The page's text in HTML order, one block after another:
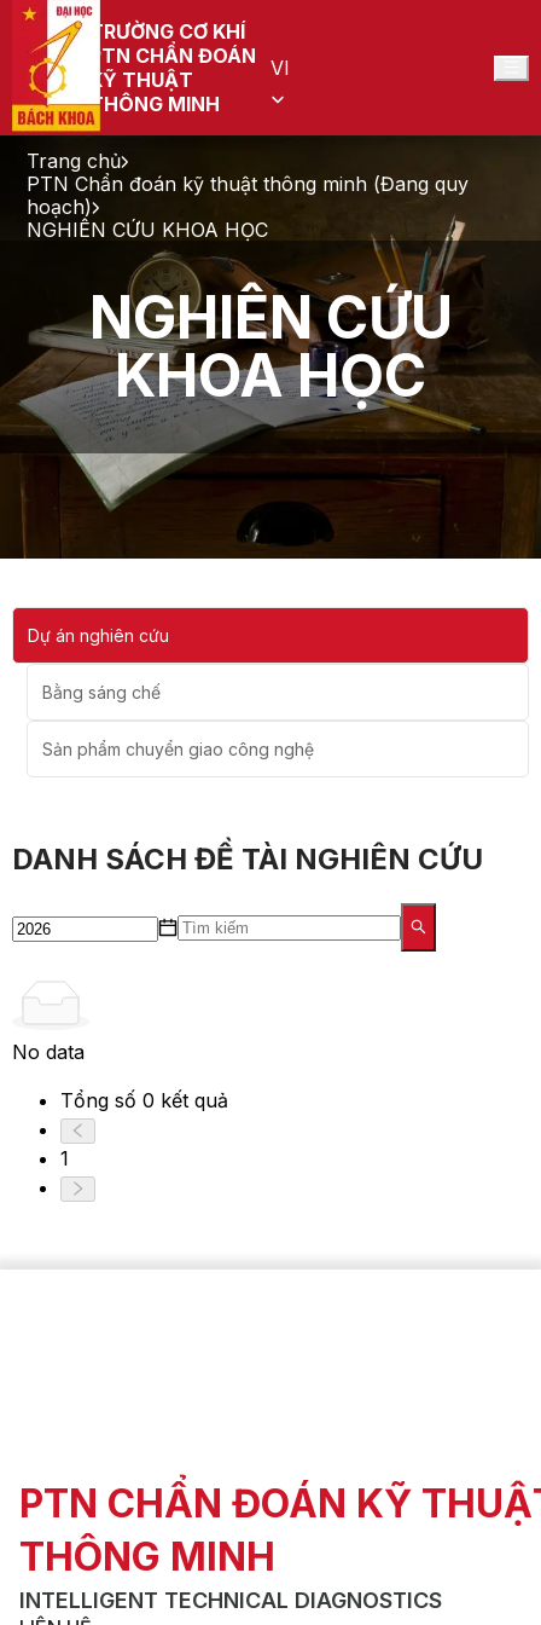
TRƯỜNG CƠ KHÍ
PTN CHẨN ĐOÁN
KỸ THUẬT
THÔNG MINH
VI
NGHIÊN CỨU
KHOA HỌC
Trang chủ
PTN Chẩn đoán kỹ thuật thông minh (Đang quy
hoạch)
NGHIÊN CỨU KHOA HỌC
Dự án nghiên cứu
Bằng sáng chế
Sản phẩm chuyển giao công nghệ
DANH SÁCH ĐỀ TÀI NGHIÊN CỨU
No data
Tổng số 0 kết quả
1
PTN CHẨN ĐOÁN KỸ
THÔNG MINH
INTELLIGENT TECHNICAL DIAGNOSTICS